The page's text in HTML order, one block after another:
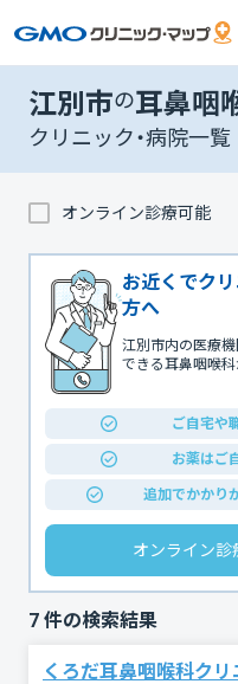
江別市の耳鼻咽
クリニック・病院一覧
オンライン診療可能
お近くでク
方へ
江別市内の医療
できる耳鼻咽喉科
ご自宅や
お薬はご
追加でかかり
オンライン診
7 件の検索結果
くろだ耳鼻咽喉科クリ